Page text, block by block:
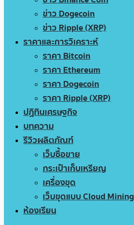
ข่าว Dogecoin
ข่าว Ripple (XRP)
ราคาและการวิเคราะห์
ราคา Bitcoin
ราคา Ethereum
ราคา Dogecoin
ราคา Ripple (XRP)
ปฏิทินเศรษฐกิจ
บทความ
รีวิวผลิตภัณฑ์
เว็บซื้อขาย
กระเป๋าเก็บเหรียญ
เครื่องขุด
เว็บขุดแบบ Cloud Mining
ห้องเรียน